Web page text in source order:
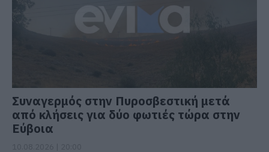
Συναγερμός στην Πυροσβεστική μετά
από κλήσεις για δύο φωτιές τώρα στην
Εύβοια